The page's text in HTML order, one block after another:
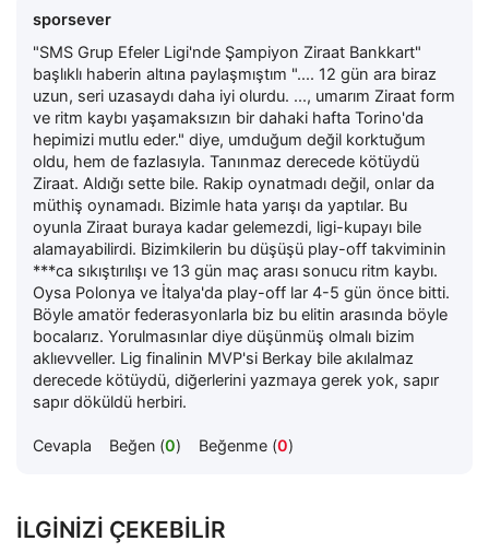
sporsever
"SMS Grup Efeler Ligi'nde Şampiyon Ziraat Bankkart"
başlıklı haberin altına paylaşmıştım ".... 12 gün ara biraz
uzun, seri uzasaydı daha iyi olurdu. ..., umarım Ziraat form
ve ritm kaybı yaşamaksızın bir dahaki hafta Torino'da
hepimizi mutlu eder." diye, umduğum değil korktuğum
oldu, hem de fazlasıyla. Tanınmaz derecede kötüydü
Ziraat. Aldığı sette bile. Rakip oynatmadı değil, onlar da
müthiş oynamadı. Bizimle hata yarışı da yaptılar. Bu
oyunla Ziraat buraya kadar gelemezdi, ligi-kupayı bile
alamayabilirdi. Bizimkilerin bu düşüşü play-off takviminin
***ca sıkıştırılışı ve 13 gün maç arası sonucu ritm kaybı.
Oysa Polonya ve İtalya'da play-off lar 4-5 gün önce bitti.
Böyle amatör federasyonlarla biz bu elitin arasında böyle
bocalarız. Yorulmasınlar diye düşünmüş olmalı bizim
aklıevveller. Lig finalinin MVP'si Berkay bile akılalmaz
derecede kötüydü, diğerlerini yazmaya gerek yok, sapır
sapır döküldü herbiri.
Cevapla Beğen (0) Beğenme (0)
İLGINIZI ÇEKEBILIR